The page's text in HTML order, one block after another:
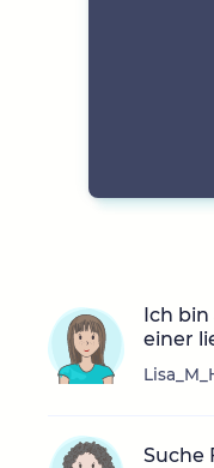
Ich
einer
Suche